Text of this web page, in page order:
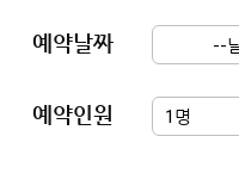
예약날짜
예약인원